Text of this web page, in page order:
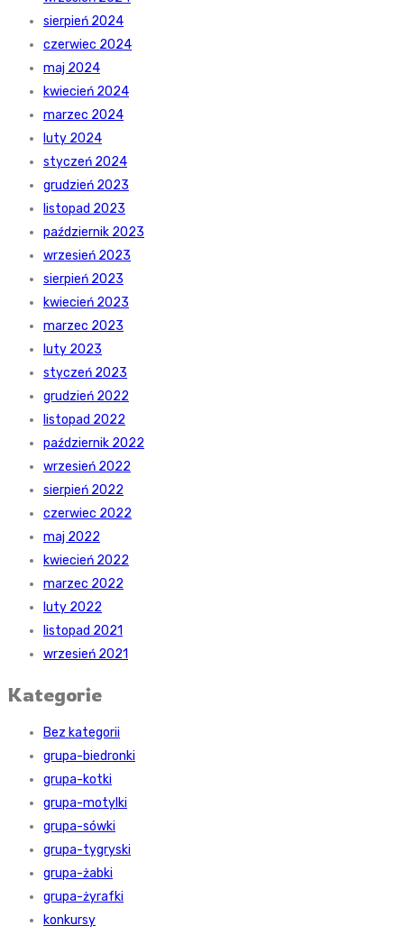
sierpień 2024
czerwiec 2024
maj 2024
kwiecień 2024
marzec 2024
luty 2024
styczeń 2024
grudzień 2023
listopad 2023
październik 2023
wrzesień 2023
sierpień 2023
kwiecień 2023
marzec 2023
luty 2023
styczeń 2023
grudzień 2022
listopad 2022
październik 2022
wrzesień 2022
sierpień 2022
czerwiec 2022
maj 2022
kwiecień 2022
marzec 2022
luty 2022
listopad 2021
wrzesień 2021
Kategorie
Bez kategorii
grupa-biedronki
grupa-kotki
grupa-motylki
grupa-sówki
grupa-tygryski
grupa-żabki
grupa-żyrafki
konkursy